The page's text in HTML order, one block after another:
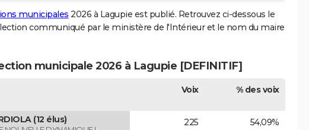
municipales 2026 à Lagupie est publié. Retrouvez ci-dessous le
communiqué par le ministère de l'Intérieur et le nom du maire
municipale 2026 à Lagupie [DEFINITIF]
Voix % des voix
(12 élus) 225 54,09%